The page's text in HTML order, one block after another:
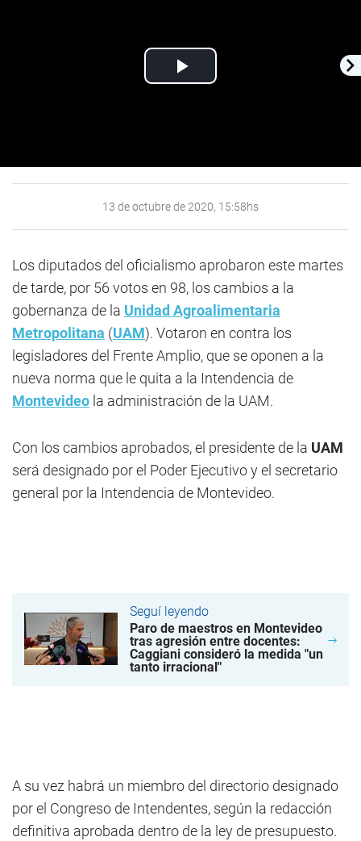
Play
13 de octubre de 2020, 15:58hs
Los diputados del oficialismo aprobaron este martes
de tarde, por 56 votos en 98, los cambios a la
gobernanza de la Unidad Agroalimentaria
Metropolitana (UAM). Votaron en contra los
legisladores del Frente Amplio, que se oponen a la
nueva norma que le quita a la Intendencia de
Montevideo la administración de la UAM.
Con los cambios aprobados, el presidente de la UAM
será designado por el Poder Ejecutivo y el secretario
general por la Intendencia de Montevideo.
Seguí leyendo
Paro de maestros en Montevideo
tras agresión entre docentes:
Caggiani consideró la medida "un
tanto irracional"
A su vez habrá un miembro del directorio designado
por el Congreso de Intendentes, según la redacción
definitiva aprobada dentro de la ley de presupuesto.